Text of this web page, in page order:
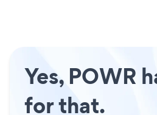
Yes, POWR
for that.